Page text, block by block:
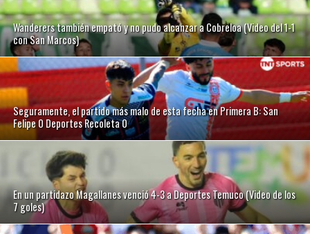
Wanderers también empató y no pudo alcanzar a Cobreloa (Video del 1-1
con San Marcos)
Seguramente, el partido más malo de esta fecha en Primera B: San
Felipe 0 Deportes Recoleta 0
En un partidazo Magallanes venció 4-3 a Deportes Temuco (Video de los
7 goles)